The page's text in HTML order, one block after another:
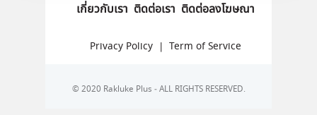
เกี่ยวกับเรา ติดต่อเรา ติดต่อลงโฆษณา
Privacy Policy | Term of Service
© 2020 Rakluke Plus - ALL RIGHTS RESERVED.